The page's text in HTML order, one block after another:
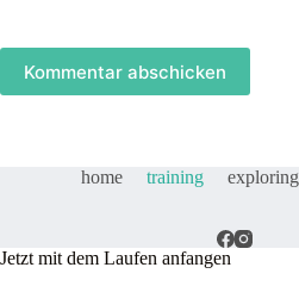
Kommentar abschicken
home training exploring
Jetzt mit dem Laufen anfangen